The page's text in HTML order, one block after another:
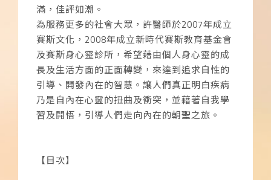
滿，佳評如潮。
為服務更多的社會大眾，許醫師於2007年成立
賽斯文化，2008年成立新時代賽斯教育基金會
及賽斯身心靈診所，希望藉由個人身心靈的成
長及生活方面的正面轉變，來達到追求自性的
引導、開發內在的智慧。讓人們真正明白疾病
乃是自內在心靈的扭曲及衝突，並藉著自我學
習及開悟，引導人們走向內在的朝聖之旅。
【目次】